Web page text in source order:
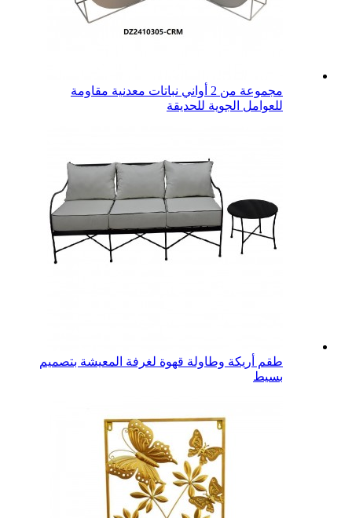
مجموعة من 2 أواني نباتات معدنية مقاومة
للعوامل الجوية للحديقة
طقم أريكة وطاولة قهوة لغرفة المعيشة بتصميم
بسيط